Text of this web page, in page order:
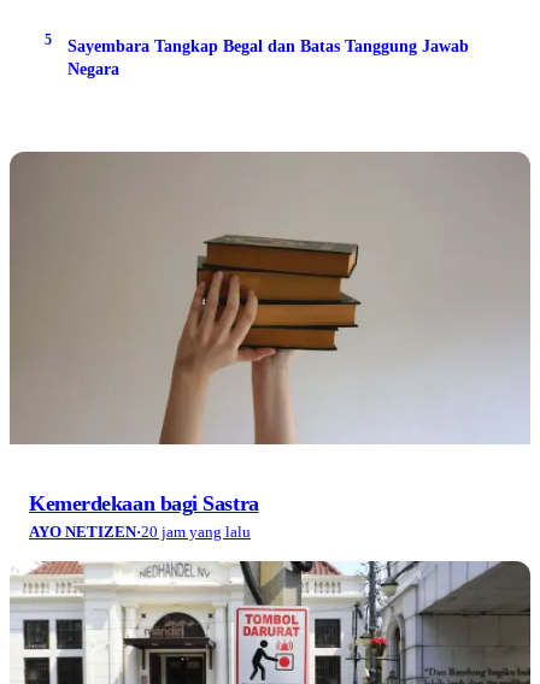
5
Sayembara Tangkap Begal dan Batas Tanggung Jawab
Negara
Kemerdekaan bagi Sastra
AYO NETIZEN·20 jam yang lalu